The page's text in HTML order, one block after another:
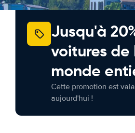
Jusqu'à
voitures
monde
Cette promotion est
aujourd'hui !